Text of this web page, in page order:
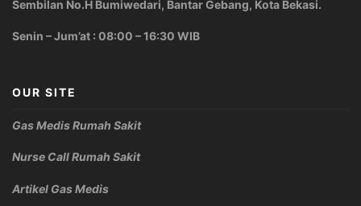
Sembilan No.H Bumiwedari, Bantar Gebang, Kota Bekasi.
Senin – Jum’at : 08:00 – 16:30 WIB
OUR SITE
Gas Medis Rumah Sakit
Nurse Call Rumah Sakit
Artikel Gas Medis